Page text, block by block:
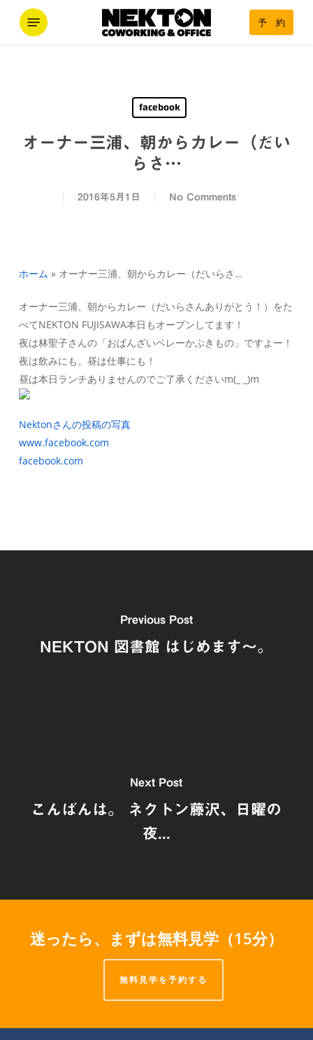
予 約
Menu
facebook
オーナー三浦、朝からカレー（だい
らさ…
2016年5月1日 No Comments
ホーム » オーナー三浦、朝からカレー（だいらさ…
オーナー三浦、朝からカレー（だいらさんありがとう！）をた
べてNEKTON FUJISAWA本日もオープンしてます！
夜は林聖子さんの「おばんざいベレーかぶきもの」ですよー！
夜は飲みにも。昼は仕事にも！
昼は本日ランチありませんのでご了承くださいm(_ _)m
Nektonさんの投稿の写真
www.facebook.com
facebook.com
Previous Post
NEKTON 図書館 はじめます〜。
Next Post
こんばんは。 ネクトン藤沢、日曜の
夜...
迷ったら、まずは無料見学（15分）
無料見学を予約する